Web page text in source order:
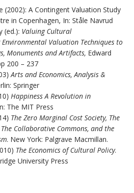
(2002): A Contingent Valuation Study
in Copenhagen, In: Ståle Navrud
(ed.): Valuing Cultural
Environmental Valuation Techniques to
Monuments and Artifacts, Edward
200 – 237
Arts and Economics, Analysis &
Springer
Happiness A Revolution in
The MIT Press
The Zero Marginal Cost Society, The
Collaborative Commons, and the
. New York: Palgrave Macmillan.
The Economics of Cultural Policy.
University Press